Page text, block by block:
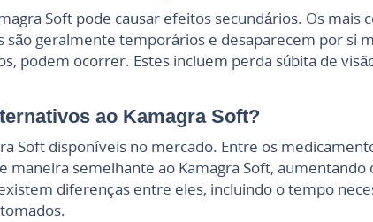
Soft pode causar efeitos secundários. Os mais
são geralmente temporários e desaparecem por si
podem ocorrer. Estes incluem perda súbita de
ao Kamagra Soft?
Soft disponíveis no mercado. Entre os
maneira semelhante ao Kamagra Soft,
diferenças entre eles, incluindo o tempo